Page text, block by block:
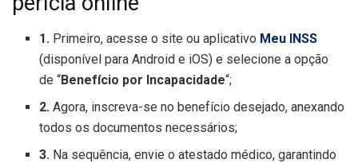
1. Primeiro, acesse o site ou aplicativo Meu INSS
(disponível para Android e iOS) e selecione a opção
de “Benefício por Incapacidade“;
2.Agora, inscreva-se no benefício desejado, anexando
todos os documentos necessários;
3. Na sequência, envie o atestado médico, garantindo